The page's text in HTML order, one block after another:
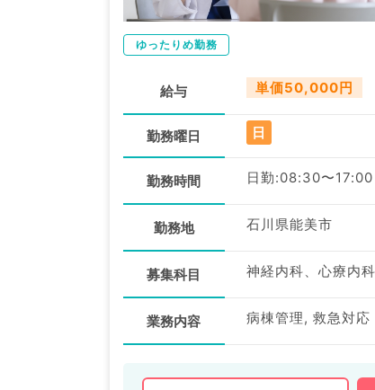
ゆったりめ勤務
給与 単価50,000円
勤務曜日 日
勤務時間 日勤:08:30〜17:00
勤務地 石川県能美市
募集科目
業務内容 病棟管理, 救急対応